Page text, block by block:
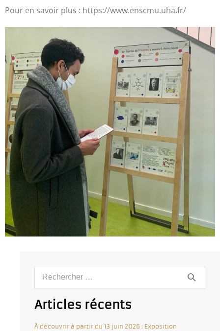
Pour en savoir plus : https://www.enscmu.uha.fr/
Articles récents
À découvrir à partir du 13 juin 2026 : Exposition